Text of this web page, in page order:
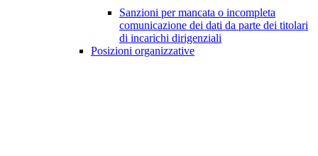
Sanzioni per mancata o incompleta
comunicazione dei dati da parte dei titolari
di incarichi dirigenziali
Posizioni organizzative